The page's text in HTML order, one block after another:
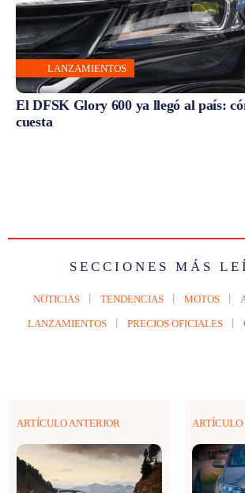
LANZAMIENTOS
El DFSK Glory 600 ya llegó al país:
cuesta
SECCIONES MÁS
NOTICIAS TENDENCIAS MOTOS
LANZAMIENTOS PRECIOS OFICIALES
ARTÍCULO ANTERIOR ARTÍCULO